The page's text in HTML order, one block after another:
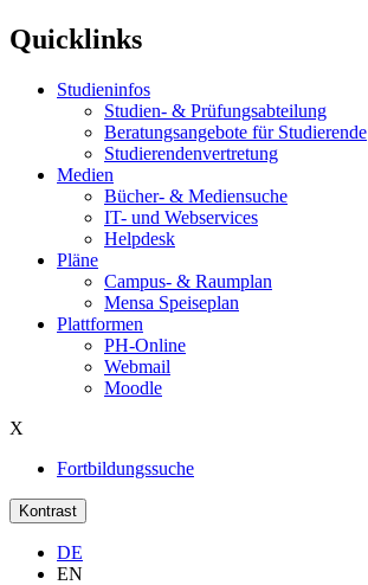
Quicklinks
Studieninfos
Studien- & Prüfungsabteilung
Beratungsangebote für Studierende
Studierendenvertretung
Medien
Bücher- & Mediensuche
IT- und Webservices
Helpdesk
Pläne
Campus- & Raumplan
Mensa Speiseplan
Plattformen
PH-Online
Webmail
Moodle
X
Fortbildungssuche
Kontrast
DE
EN